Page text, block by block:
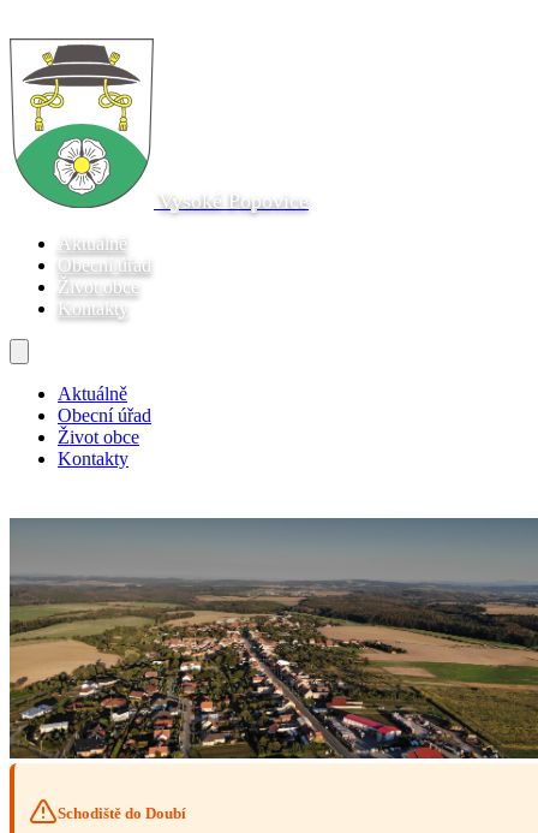
Vysoké Popovice
Aktuálně
Obecní úřad
Život obce
Kontakty
Aktuálně
Obecní úřad
Život obce
Kontakty
Schodiště do Doubí